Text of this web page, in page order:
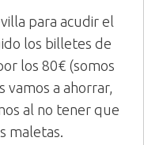
para acudir el
los billetes de
los 80€ (somos
a ahorrar,
al no tener que
maletas.